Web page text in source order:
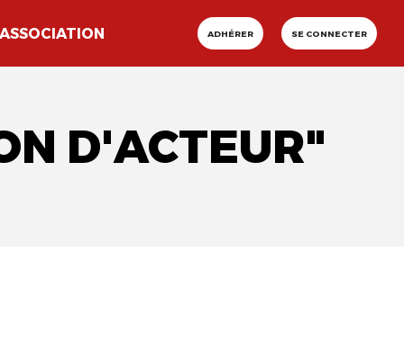
ASSOCIATION ADHÉRER SE CONNECTER
D'ACTEUR"